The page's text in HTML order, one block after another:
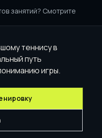
занятий? Смотрите
теннису в
путь
игры.